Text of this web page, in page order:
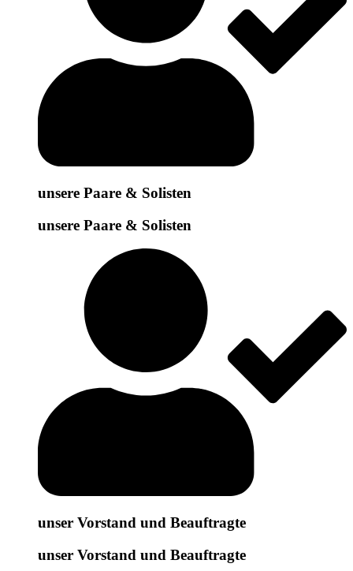
unsere Paare & Solisten
unsere Paare & Solisten
unser Vorstand und Beauftragte
unser Vorstand und Beauftragte